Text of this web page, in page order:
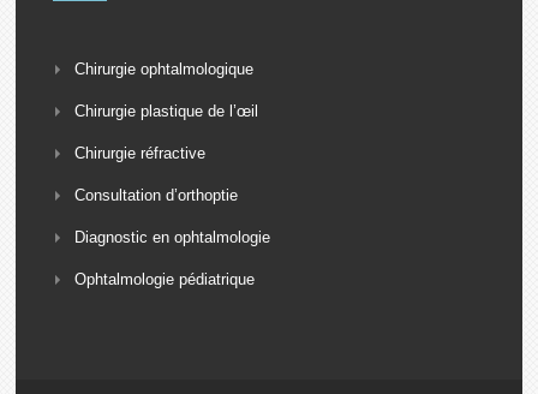
Chirurgie ophtalmologique
Chirurgie plastique de l’œil
Chirurgie réfractive
Consultation d’orthoptie
Diagnostic en ophtalmologie
Ophtalmologie pédiatrique